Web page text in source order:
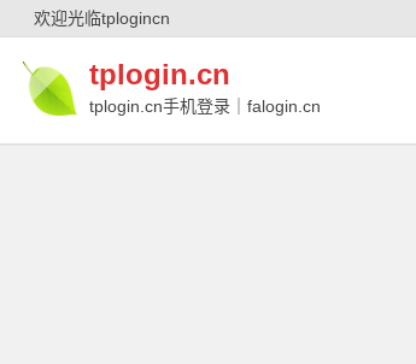
欢迎光临tplogincn
tplogin.cn
tplogin.cn手机登录｜falogin.cn